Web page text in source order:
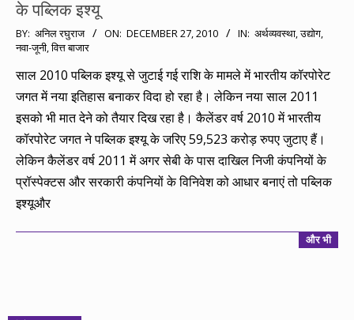
के पब्लिक इश्यू
2010-
12-
27
BY: अनिल रघुराज ON: DECEMBER 27, 2010 IN: अर्थव्यवस्था,उद्योग,
नवा-जूनी,वित्त बाजार
साल 2010 पब्लिक इश्यू से जुटाई गई राशि के मामले में भारतीय कॉरपोरेट
जगत में नया इतिहास बनाकर विदा हो रहा है। लेकिन नया साल 2011
इसको भी मात देने को तैयार दिख रहा है। कैलेंडर वर्ष 2010 में भारतीय
कॉरपोरेट जगत ने पब्लिक इश्यू के जरिए 59,523 करोड़ रुपए जुटाए हैं।
लेकिन कैलेंडर वर्ष 2011 में अगर सेबी के पास दाखिल निजी कंपनियों के
प्रॉस्पेक्टस और सरकारी कंपनियों के विनिवेश को आधार बनाएं तो पब्लिक
इश्यूऔर
और भी